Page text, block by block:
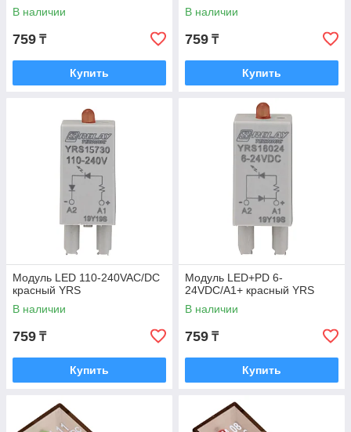
В наличии
759 ₸
Купить
В наличии
759 ₸
Купить
Модуль LED 110-240VAC/DC
красный YRS
В наличии
759 ₸
Купить
Модуль LED+PD 6-
24VDC/A1+ красный YRS
В наличии
759 ₸
Купить